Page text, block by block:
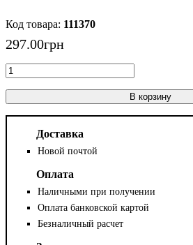
111370
297.00грн
В корзину
Доставка
Новой почтой
Оплата
Наличными при получении
Оплата банковской картой
Безналичный расчет